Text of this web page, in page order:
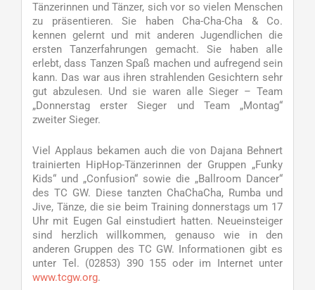
Tänzerinnen und Tänzer, sich vor so vielen Menschen
zu präsentieren. Sie haben Cha-Cha-Cha & Co.
kennen gelernt und mit anderen Jugendlichen die
ersten Tanzerfahrungen gemacht. Sie haben alle
erlebt, dass Tanzen Spaß machen und aufregend sein
kann. Das war aus ihren strahlenden Gesichtern sehr
gut abzulesen. Und sie waren alle Sieger – Team
„Donnerstag erster Sieger und Team „Montag“
zweiter Sieger.
Viel Applaus bekamen auch die von Dajana Behnert
trainierten HipHop-Tänzerinnen der Gruppen „Funky
Kids“ und „Confusion“ sowie die „Ballroom Dancer“
des TC GW. Diese tanzten ChaChaCha, Rumba und
Jive, Tänze, die sie beim Training donnerstags um 17
Uhr mit Eugen Gal einstudiert hatten. Neueinsteiger
sind herzlich willkommen, genauso wie in den
anderen Gruppen des TC GW. Informationen gibt es
unter Tel. (02853) 390 155 oder im Internet unter
www.tcgw.org.